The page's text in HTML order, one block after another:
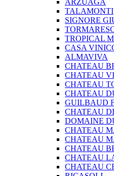
ARZUAGA
TALAMONTI
SIGNORE
TROPICAL
CASA
ALMAVIVA
CHATEAU
CHATEAU
CHATEAU
CHATEAU
GUILBAUD
CHATEAU
DOMAINE
CHATEAU
CHATEAU
CHATEAU
CHATEAU
CHATEAU